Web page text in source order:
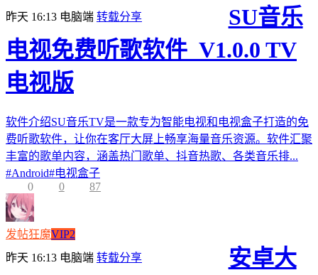
昨天 16:13 电脑端 转载分享
SU音乐
电视免费听歌软件_V1.0.0 TV
电视版
软件介绍SU音乐TV是一款专为智能电视和电视盒子打造的免
费听歌软件，让你在客厅大屏上畅享海量音乐资源。软件汇聚
丰富的歌单内容，涵盖热门歌单、抖音热歌、各类音乐排...
#Android#电视盒子
0
0 87
发帖狂魔VIP2
昨天 16:13 电脑端 转载分享
安卓大